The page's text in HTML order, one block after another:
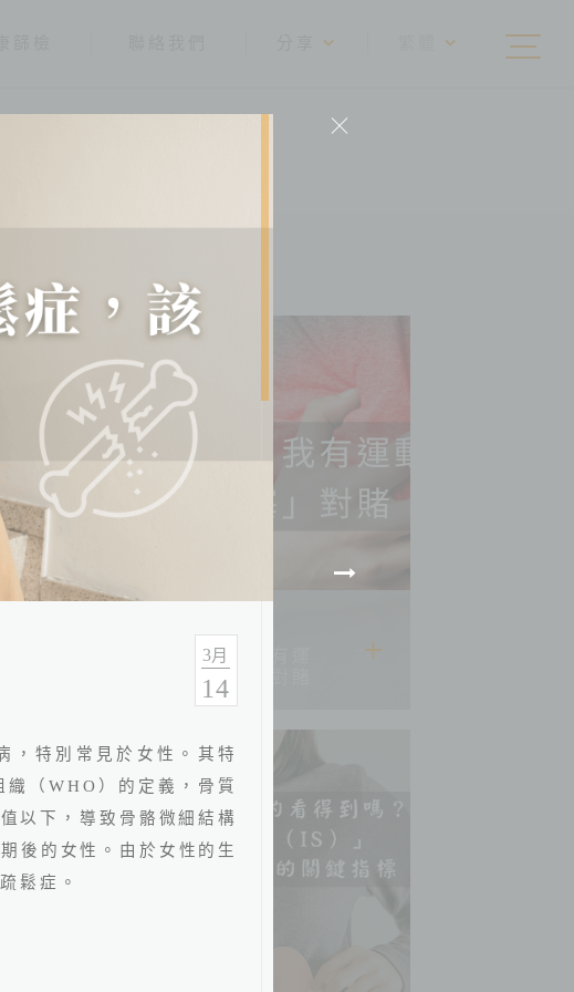
別用「我還年輕、我有運
動」跟「心肌梗塞」對賭
3月
14
，特別常見於女性。其特
織（WHO ）的定義，骨質
以下，導致骨骼微細結構
後的女性。由於女性的生
鬆症。